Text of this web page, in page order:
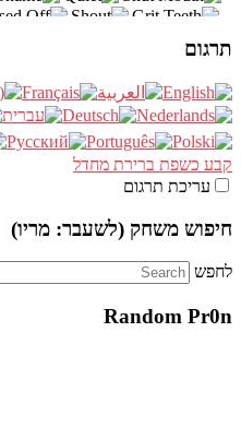
ברירת מחדל
תרגום
משחק (לשעבר: מריו)